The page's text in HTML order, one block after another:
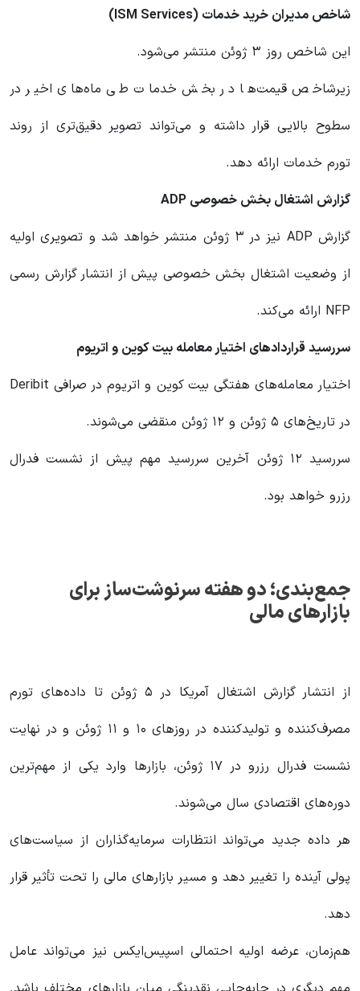
شاخص مدیران خرید خدمات (ISM Services)
این شاخص روز ۳ ژوئن منتشر می‌شود.
زیرشاخص قیمت‌ها در بخش خدمات طی ماه‌های اخیر در
سطوح بالایی قرار داشته و می‌تواند تصویر دقیق‌تری از روند
تورم خدمات ارائه دهد.
گزارش اشتغال بخش خصوصی
گزارش ADP نیز در ۳ ژوئن منتشر خواهد شد و تصویری اولیه
از وضعیت اشتغال بخش خصوصی پیش از انتشار گزارش رسمی
NFP ارائه می‌کند.
سررسید قراردادهای اختیار معامله بیت کوین و اتریوم
اختیار معامله‌های هفتگی بیت کوین و اتریوم در صرافی Deribit
در تاریخ‌های ۵ ژوئن و ۱۲ ژوئن منقضی می‌شوند.
سررسید ۱۲ ژوئن آخرین سررسید مهم پیش از نشست فدرال
رزرو خواهد بود.
جمع‌بندی؛ دو هفته سرنوشت‌ساز برای
بازارهای مالی
از انتشار گزارش اشتغال آمریکا در ۵ ژوئن تا داده‌های تورم
مصرف‌کننده و تولیدکننده در روزهای ۱۰ و ۱۱ ژوئن و در نهایت
نشست فدرال رزرو در ۱۷ ژوئن، بازارها وارد یکی از مهم‌ترین
دوره‌های اقتصادی سال می‌شوند.
هر داده جدید می‌تواند انتظارات سرمایه‌گذاران از سیاست‌های
پولی آینده را تغییر دهد و مسیر بازارهای مالی را تحت تأثیر قرار
دهد.
هم‌زمان، عرضه اولیه احتمالی اسپیس‌ایکس نیز می‌تواند عامل